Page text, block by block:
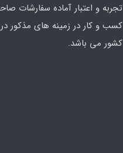
تجربه و اعتبار آماده سفارشات
کسب و کار در زمینه های مذکور
کشور می باشد.